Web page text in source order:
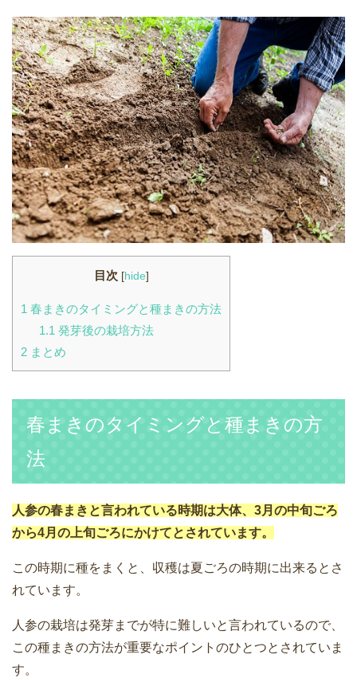
目次 [hide]
1 春まきのタイミングと種まきの方法
1.1発芽後の栽培方法
2 まとめ
春まきのタイミングと種まきの方
法
人参の春まきと言われている時期は大体、3月の中旬ごろ
から4月の上旬ごろにかけてとされています。
この時期に種をまくと、収穫は夏ごろの時期に出来るとさ
れています。
人参の栽培は発芽までが特に難しいと言われているので、
この種まきの方法が重要なポイントのひとつとされていま
す。